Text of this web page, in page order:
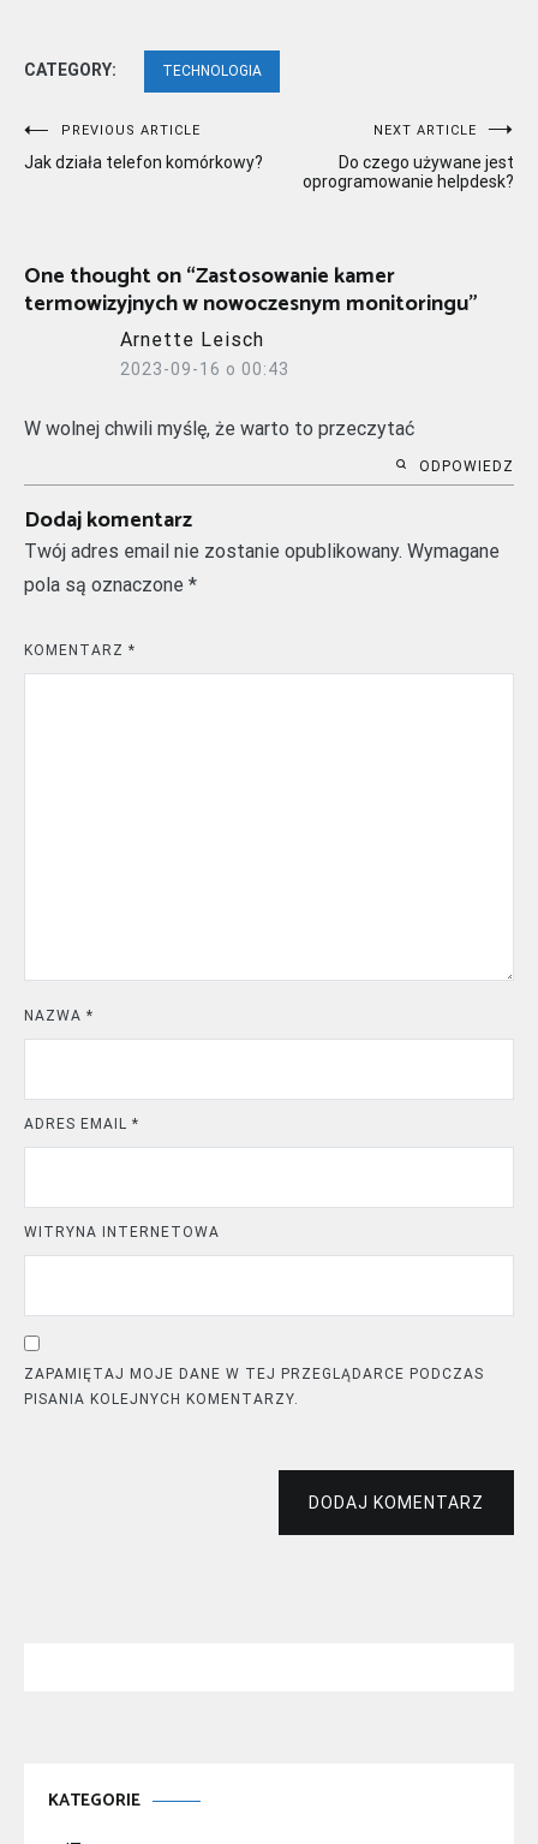
CATEGORY: TECHNOLOGIA
Nawigacja
wpisu
PREVIOUS ARTICLE
Jak działa telefon komórkowy?
NEXT ARTICLE
Do czego używane jest
oprogramowanie helpdesk?
One thought on “Zastosowanie kamer
termowizyjnych w nowoczesnym monitoringu”
Arnette Leisch
2023-09-16 o 00:43
W wolnej chwili myślę, że warto to przeczytać
ODPOWIEDZ
Dodaj komentarz
Twój adres email nie zostanie opublikowany. Wymagane
pola są oznaczone *
KOMENTARZ *
NAZWA *
ADRES EMAIL *
WITRYNA INTERNETOWA
ZAPAMIĘTAJ MOJE DANE W TEJ PRZEGLĄDARCE PODCZAS
PISANIA KOLEJNYCH KOMENTARZY.
DODAJ KOMENTARZ
KATEGORIE